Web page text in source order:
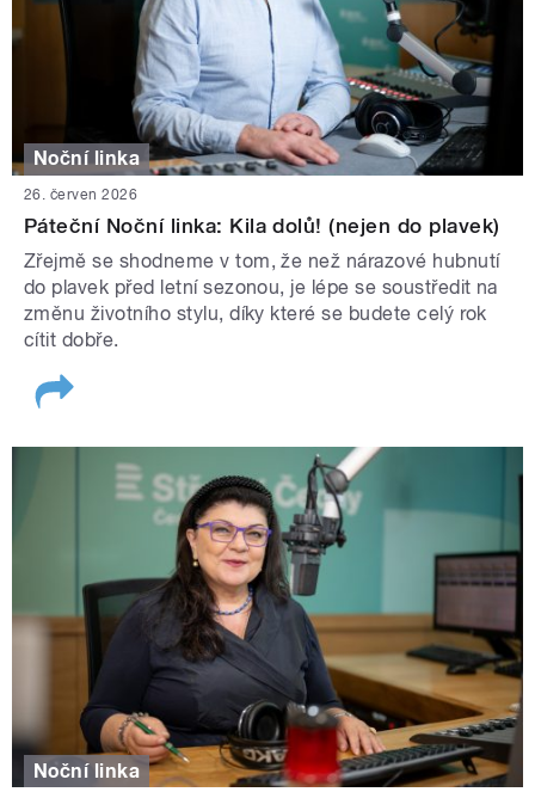
Noční linka
26. červen 2026
Páteční Noční linka: Kila dolů! (nejen do plavek)
Zřejmě se shodneme v tom, že než nárazové hubnutí
do plavek před letní sezonou, je lépe se soustředit na
změnu životního stylu, díky které se budete celý rok
cítit dobře.
Noční linka